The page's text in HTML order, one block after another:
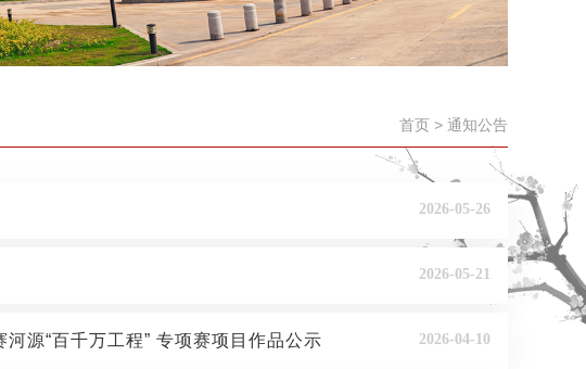
首页 > 通知公告
2026-05-26
2026-05-21
源“百千万工程” 专项赛项目作品公示 2026-04-10